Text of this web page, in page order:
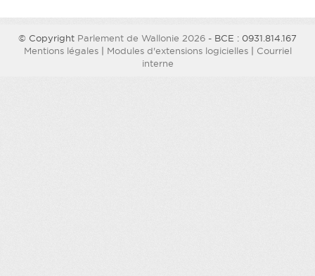
© Copyright Parlement de Wallonie 2026 - BCE : 0931.814.167
Mentions légales| Modules d'extensions logicielles| Courriel
interne